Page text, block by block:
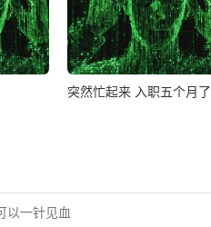
突然忙起来 入职五个月了